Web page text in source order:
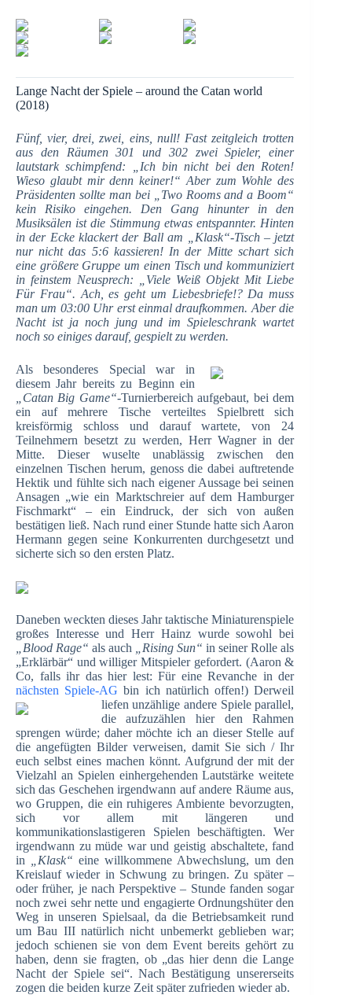
Lange Nacht der Spiele – around the Catan world
(2018)
Fünf, vier, drei, zwei, eins, null! Fast zeitgleich trotten
aus den Räumen 301 und 302 zwei Spieler, einer
lautstark schimpfend: „Ich bin nicht bei den Roten!
Wieso glaubt mir denn keiner!“ Aber zum Wohle des
Präsidenten sollte man bei „Two Rooms and a Boom“
kein Risiko eingehen. Den Gang hinunter in den
Musiksälen ist die Stimmung etwas entspannter. Hinten
in der Ecke klackert der Ball am „Klask“-Tisch – jetzt
nur nicht das 5:6 kassieren! In der Mitte schart sich
eine größere Gruppe um einen Tisch und kommuniziert
in feinstem Neusprech: „Viele Weiß Objekt Mit Liebe
Für Frau“. Ach, es geht um Liebesbriefe!? Da muss
man um 03:00 Uhr erst einmal draufkommen. Aber die
Nacht ist ja noch jung und im Spieleschrank wartet
noch so einiges darauf, gespielt zu werden.
Als besonderes Special war in
diesem Jahr bereits zu Beginn ein
„Catan Big Game“-Turnierbereich aufgebaut, bei dem
ein auf mehrere Tische verteiltes Spielbrett sich
kreisförmig schloss und darauf wartete, von 24
Teilnehmern besetzt zu werden, Herr Wagner in der
Mitte. Dieser wuselte unablässig zwischen den
einzelnen Tischen herum, genoss die dabei auftretende
Hektik und fühlte sich nach eigener Aussage bei seinen
Ansagen „wie ein Marktschreier auf dem Hamburger
Fischmarkt“ – ein Eindruck, der sich von außen
bestätigen ließ. Nach rund einer Stunde hatte sich Aaron
Hermann gegen seine Konkurrenten durchgesetzt und
sicherte sich so den ersten Platz.
Daneben weckten dieses Jahr taktische Miniaturenspiele
großes Interesse und Herr Hainz wurde sowohl bei
„Blood Rage“ als auch „Rising Sun“ in seiner Rolle als
„Erklärbär“ und williger Mitspieler gefordert. (Aaron &
Co, falls ihr das hier lest: Für eine Revanche in der
nächsten Spiele-AG bin ich natürlich offen!)Derweil
liefen unzählige andere Spiele parallel,
die aufzuzählen hier den Rahmen
sprengen würde; daher möchte ich an dieser Stelle auf
die angefügten Bilder verweisen, damit Sie sich / Ihr
euch selbst eines machen könnt. Aufgrund der mit der
Vielzahl an Spielen einhergehenden Lautstärke weitete
sich das Geschehen irgendwann auf andere Räume aus,
wo Gruppen, die ein ruhigeres Ambiente bevorzugten,
sich vor allem mit längeren und
kommunikationslastigeren Spielen beschäftigten. Wer
irgendwann zu müde war und geistig abschaltete, fand
in
„Klask“ eine willkommene Abwechslung, um den
Kreislauf wieder in Schwung zu bringen. Zu später –
oder früher, je nach Perspektive – Stunde fanden sogar
noch zwei sehr nette und engagierte Ordnungshüter den
Weg in unseren Spielsaal, da die Betriebsamkeit rund
um Bau III natürlich nicht unbemerkt geblieben war;
jedoch schienen sie von dem Event bereits gehört zu
haben, denn sie fragten, ob „das hier denn die Lange
Nacht der Spiele sei“. Nach Bestätigung unsererseits
zogen die beiden kurze Zeit später zufrieden wieder ab.